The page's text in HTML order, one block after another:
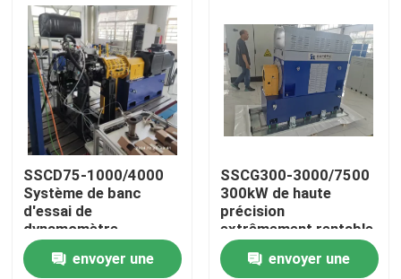
À la maison
Produits
À propos de nous
SSCD75-1000/4000
Système de banc
d'essai de
dynamomètre
électrique de
performance du
envoyer une
SSCG300-3000/7500
300kW de haute
précision
extrêmement rentable
Système de banc
d'essai dynamomètre
envoyer une